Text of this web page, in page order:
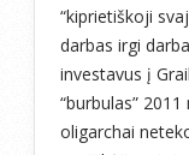
“kiprietiškoji
darbas irgi
investavus į
“burbulas”
oligarchai